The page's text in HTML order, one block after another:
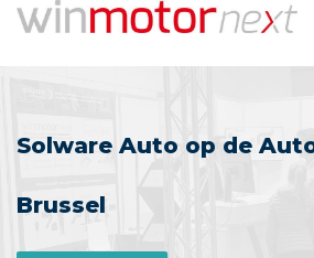
Solware Auto op de
Brussel